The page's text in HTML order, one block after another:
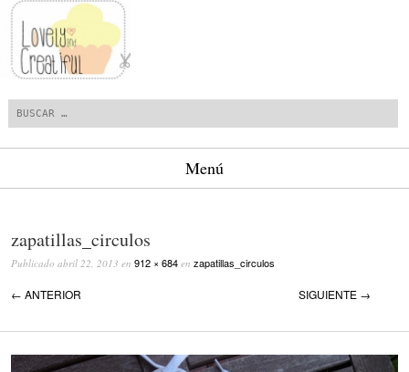
Menú
zapatillas_circulos
Publicado abril 22, 2013 en 912 × 684 en zapatillas_circulos
← ANTERIOR SIGUIENTE →